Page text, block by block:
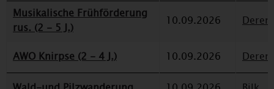
Musikalische Frühförderung
rus. (2 - 5 J.)
10.09.2026
AWO Knirpse (2 - 4 J.) 10.09.2026